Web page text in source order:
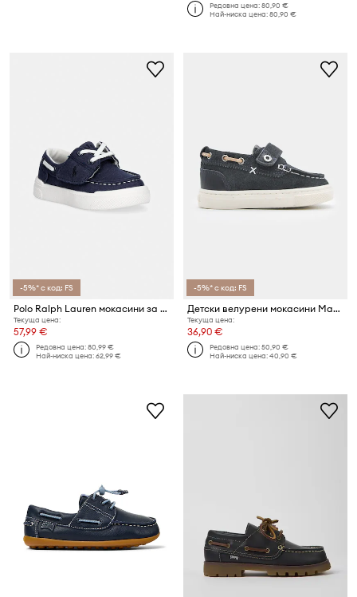
Редовна цена:80,90 €
Най-ниска цена:80,90 €
-5%* с код: FS
Polo Ralph Lauren мокасини за деца BRIAR BOAT EZ
Текуща цена:
57,99 €
Редовна цена:80,99 €
Най-ниска цена:62,99 €
-5%* с код: FS
Детски велурени мокасини Mayoral
Текуща цена:
36,90 €
Редовна цена:50,90 €
Най-ниска цена:40,90 €